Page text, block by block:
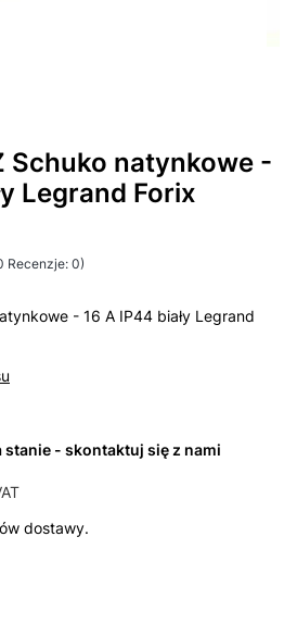
Schuko natynkowe -
Legrand Forix
Recenzje: 0)
- 16 A IP44 biały Legrand
stanie - skontaktuj się z nami
dostawy.